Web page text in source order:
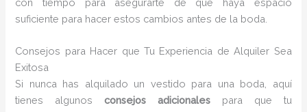
suficiente para hacer estos cambios antes de la boda.
Consejos para Hacer que Tu Experiencia de Alquiler Sea
Exitosa
Si nunca has alquilado un vestido para una boda, aquí
tienes algunosconsejos adicionales para que tu